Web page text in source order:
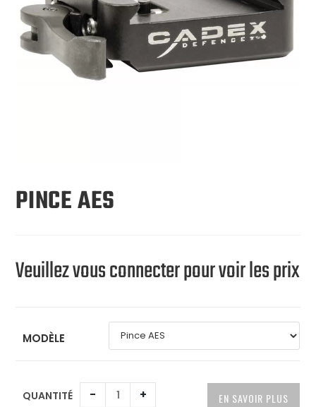
PINCE AES
Veuillez vous connecter pour voir les prix
MODÈLE
QUANTITÉ - + EN SAVOIR PLUS